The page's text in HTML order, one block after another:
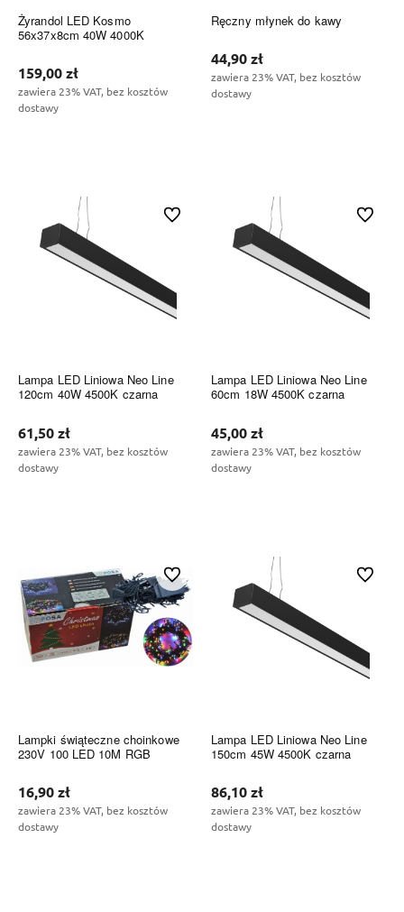
Żyrandol LED Kosmo
56x37x8cm 40W 4000K
159,00 zł
zawiera 23% VAT, bez kosztów
dostawy
Ręczny młynek do kawy
44,90 zł
zawiera 23% VAT, bez kosztów
dostawy
Lampa LED Liniowa Neo Line
120cm 40W 4500K czarna
61,50 zł
zawiera 23% VAT, bez kosztów
dostawy
Do ulubionych
Lampa LED Liniowa Neo Line
60cm 18W 4500K czarna
45,00 zł
zawiera 23% VAT, bez kosztów
dostawy
Do
Lampki świąteczne choinkowe
230V 100 LED 10M RGB
16,90 zł
zawiera 23% VAT, bez kosztów
dostawy
Do ulubionych
Lampa LED Liniowa Neo Line
150cm 45W 4500K czarna
86,10 zł
zawiera 23% VAT, bez kosztów
dostawy
Do